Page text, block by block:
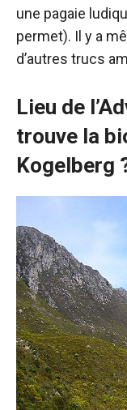
une pagaie
permet). Il y a
d’autres trucs
Lieu de
trouve la
Kogelberg